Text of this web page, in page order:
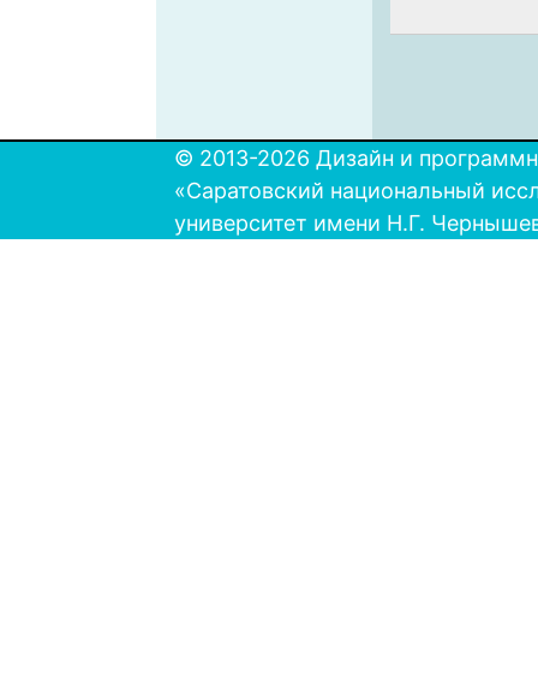
© 2013-2026 Дизайн и
«Саратовский национальный
университет имени Н.Г.